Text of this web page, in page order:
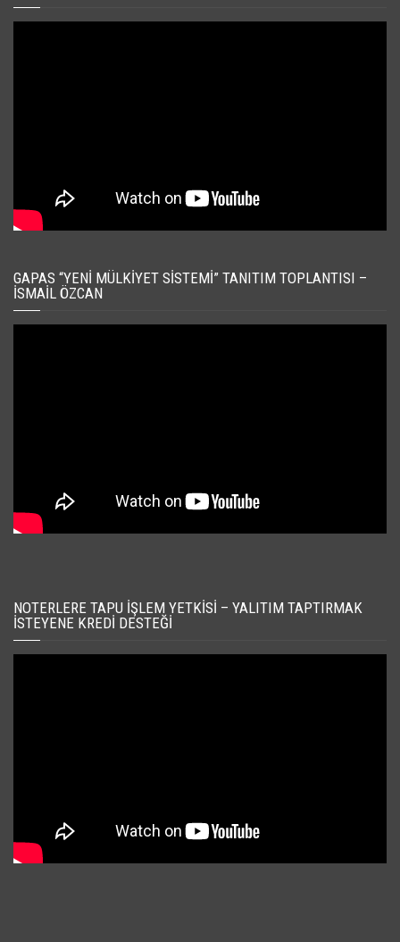
GAPAS “YENI MÜLKIYET SISTEMI” TANITIM TOPLANTISI –
İSMAIL ÖZCAN
NOTERLERE TAPU İŞLEM YETKISI – YALITIM TAPTIRMAK
İSTEYENE KREDI DESTEĞI